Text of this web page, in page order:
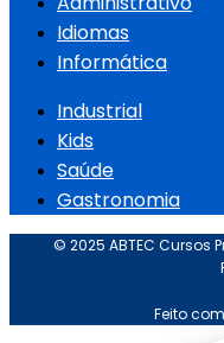
Idiomas
Informática
Industrial
Kids
Saúde
Gastronomia
© 2025 ABTEC Cursos
Feito